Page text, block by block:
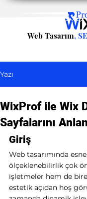
Web Tasarım,
Yazı
WixProf ile Wix
Sayfalarını
Giriş
Web tasarımında
ölçeklenebilirlik çok
işletmeler hem de
estetik açıdan hoş